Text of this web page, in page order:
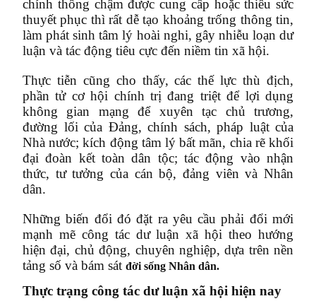
chính thống chậm được cung cấp hoặc thiếu sức
thuyết phục thì rất dễ tạo khoảng trống thông tin,
làm phát sinh tâm lý hoài nghi, gây nhiễu loạn dư
luận và tác động tiêu cực đến niềm tin xã hội.
Thực tiễn cũng cho thấy, các thế lực thù địch,
phần tử cơ hội chính trị đang triệt để lợi dụng
không gian mạng để xuyên tạc chủ trương,
đường lối của Đảng, chính sách, pháp luật của
Nhà nước; kích động tâm lý bất mãn, chia rẽ khối
đại đoàn kết toàn dân tộc; tác động vào nhận
thức, tư tưởng của cán bộ, đảng viên và Nhân
dân.
Những biến đổi đó đặt ra yêu cầu phải đổi mới
mạnh mẽ công tác dư luận xã hội theo hướng
hiện đại, chủ động, chuyên nghiệp, dựa trên nền
tảng số và bám sát đời sống Nhân dân.
Thực trạng công tác dư luận xã hội hiện nay